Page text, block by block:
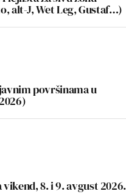
alt-J, Wet Leg, Gustaf…)
površinama u
8. i 9. avgust 2026.